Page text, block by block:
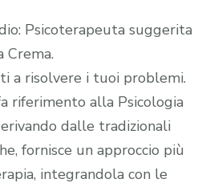
Psicoterapeuta suggerita
Crema.
a risolvere i tuoi problemi.
riferimento alla Psicologia
dalle tradizionali
fornisce un approccio più
integrandola con le